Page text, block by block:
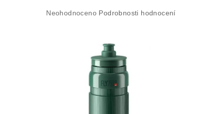
Průměrné
Neohodnoceno Podrobnosti hodnocení